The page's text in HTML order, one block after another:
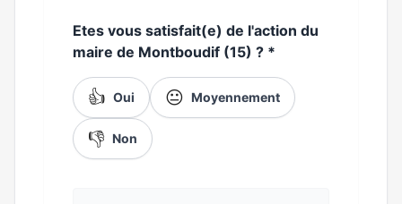
Etes vous satisfait(e) de l'action du
maire de Montboudif (15) ? *
👍 Oui 😐 Moyennement
👎 Non